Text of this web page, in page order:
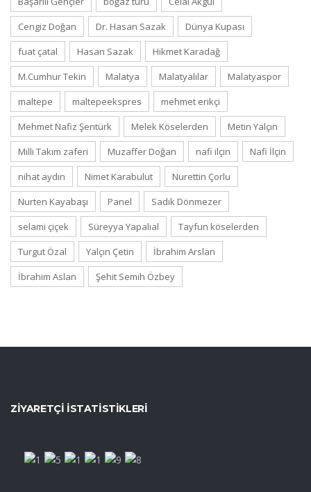
Cengiz Doğan
Dr. Hasan Sazak
Dünya Kupası
fuat çatal
Hasan Sazak
Hikmet Karadağ
M.Cumhur Tekin
Malatya Malatyalılar
Malatyaspor
maltepe
maltepeekspres
mehmet erikçi
Mehmet Nafiz Şentürk
Melek Köselerden
Metin Yalçın
Milli Takım zaferi
Muzaffer Doğan nafi ilçin
Nafi İlçin
nihat aydın
Nimet Karabulut
Nurettin Çorlu
Nurten Kayabaşı
Panel
Sadık Dönmezer
selami çiçek
Süreyya Yapalıal
Tayfun köselerden
Turgut Özal
Yalçın Çetin
İbrahim Arslan
İbrahim Aslan
Şehit Semih Özbey
ZIYARETÇI İSTATISTIKLERI